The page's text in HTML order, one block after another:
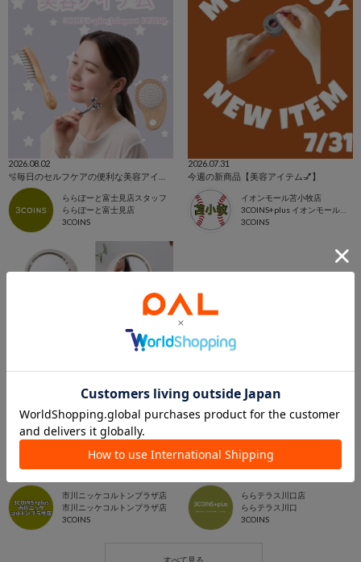
2026.08.02
ららぽーと富士見店スタッフ
ららぽーと富士見店
3COINS
2026.07.31
今週の新商品【美容アイテム💅】
イオンモール苫小牧店
3COINS
市川ニッケコルトンプラザ店
市川ニッケコルトンプラザ店
3COINS
2026.07.14
ららテラス川口店
ららテラス川口
3COINS